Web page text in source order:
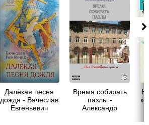
Далёкая песня
дождя - Вячеслав
Евгеньевич
Время собирать
пазлы -
Александр